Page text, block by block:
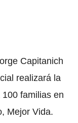
Capitanich
realizará la
familias en
Mejor Vida.